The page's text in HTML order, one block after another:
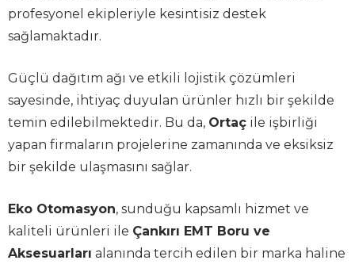
profesyonel ekipleriyle kesintisiz destek
sağlamaktadır.
Güçlü dağıtım ağı ve etkili lojistik çözümleri
sayesinde, ihtiyaç duyulan ürünler hızlı bir şekilde
temin edilebilmektedir. Bu da, Ortaç ile işbirliği
yapan firmaların projelerine zamanında ve eksiksiz
bir şekilde ulaşmasını sağlar.
Eko Otomasyon, sunduğu kapsamlı hizmet ve
kaliteli ürünleri ile Çankırı EMT Boru ve
Aksesuarları alanında tercih edilen bir marka haline